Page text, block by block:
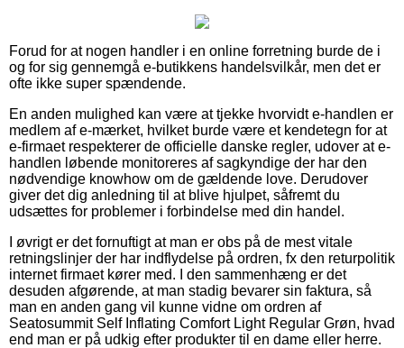
Forud for at nogen handler i en online forretning burde de i
og for sig gennemgå e-butikkens handelsvilkår, men det er
ofte ikke super spændende.
En anden mulighed kan være at tjekke hvorvidt e-handlen er
medlem af e-mærket, hvilket burde være et kendetegn for at
e-firmaet respekterer de officielle danske regler, udover at e-
handlen løbende monitoreres af sagkyndige der har den
nødvendige knowhow om de gældende love. Derudover
giver det dig anledning til at blive hjulpet, såfremt du
udsættes for problemer i forbindelse med din handel.
I øvrigt er det fornuftigt at man er obs på de mest vitale
retningslinjer der har indflydelse på ordren, fx den returpolitik
internet firmaet kører med. I den sammenhæng er det
desuden afgørende, at man stadig bevarer sin faktura, så
man en anden gang vil kunne vidne om ordren af
Seatosummit Self Inflating Comfort Light Regular Grøn, hvad
end man er på udkig efter produkter til en dame eller herre.